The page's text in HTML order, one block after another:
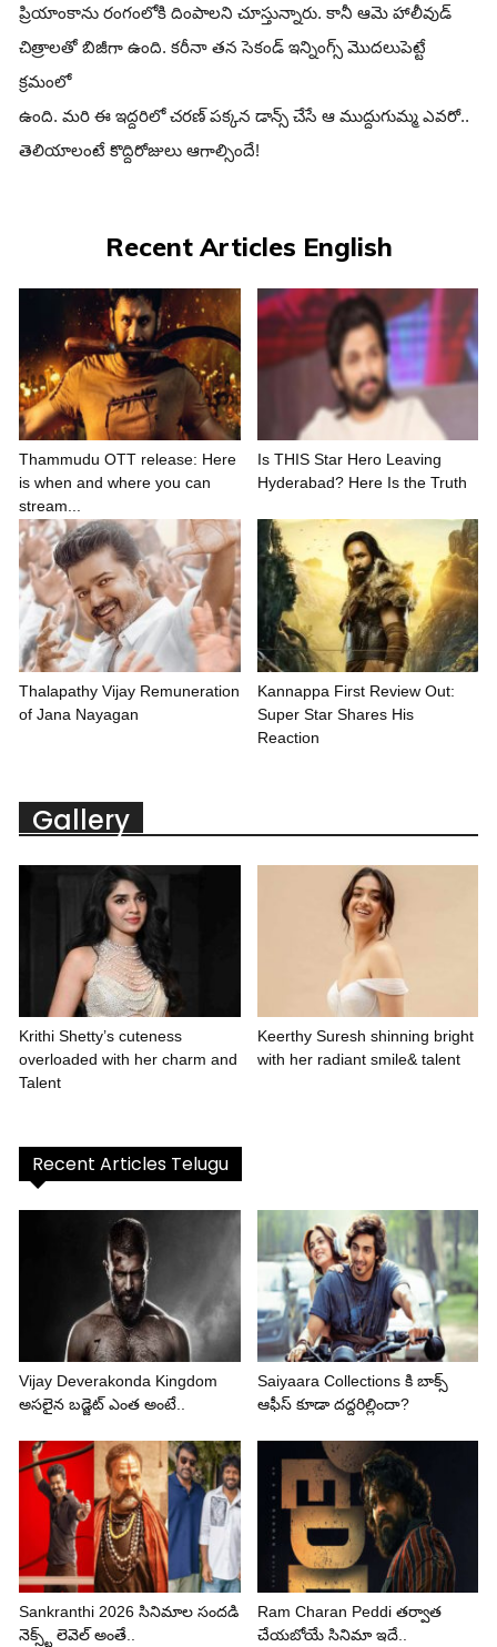
ప్రియాంకాను రంగంలోకి దింపాలని చూస్తున్నారు. కానీ ఆమె హాలీవుడ్
చిత్రాలతో బిజీగా ఉంది. కరీనా తన సెకండ్ ఇన్నింగ్స్ మొదలుపెట్టే
క్రమంలో
ఉంది. మరి ఈ ఇద్దరిలో చరణ్ పక్కన డాన్స్ చేసే ఆ ముద్దుగుమ్మ ఎవరో..
తెలియాలంటే కొద్దిరోజులు ఆగాల్సిందే!
Recent Articles English
Thammudu OTT release: Here
is when and where you can
stream...
Is THIS Star Hero Leaving
Hyderabad? Here Is the Truth
Thalapathy Vijay Remuneration
of Jana Nayagan
Kannappa First Review Out:
Super Star Shares His
Reaction
Gallery
Krithi Shetty’s cuteness
overloaded with her charm and
Talent
Keerthy Suresh shinning bright
with her radiant smile& talent
Recent Articles Telugu
Vijay Deverakonda Kingdom
అసలైన బడ్జెట్ ఎంత అంటే..
Saiyaara Collections కి బాక్స్
ఆఫీస్ కూడా దద్దరిల్లిందా?
Sankranthi 2026 సినిమాల సందడి
నెక్స్ట్ లెవెల్ అంతే..
Ram Charan Peddi తర్వాత
చేయబోయే సినిమా ఇదే..